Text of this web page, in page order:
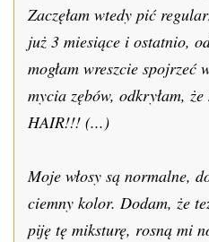
Zaczęłam wtedy pić
już 3 miesiące i ostatnio,
mogłam wreszcie spojrzeć
mycia zębów, odkryłam,
HAIR!!! (...)
Moje włosy są normalne,
ciemny kolor. Dodam, że
piję tę miksturę, rosną mi